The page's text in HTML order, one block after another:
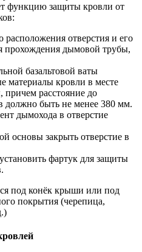
функцию защиты кровли от
расположения отверстия и его
прохождения дымовой трубы,
базальтовой ваты
материалы кровли в месте
расстояние до
должно быть не менее 380 мм.
дымохода в отверстие
основы закрыть отверстие в
фартук для защиты
под конёк крыши или под
покрытия (черепица,